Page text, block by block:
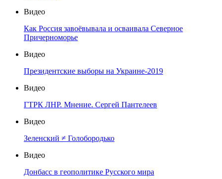
Видео
Как Россия завоёвывала и осваивала Северное
Причерноморье
Видео
Президентские выборы на Украине-2019
Видео
ГТРК ЛНР. Мнение. Сергей Пантелеев
Видео
Зеленский ≠ Голобородько
Видео
Донбасс в геополитике Русского мира